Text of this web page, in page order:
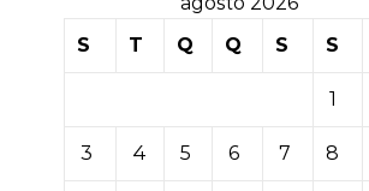
S
T Q Q S S
1
3 4 5 6 7 8